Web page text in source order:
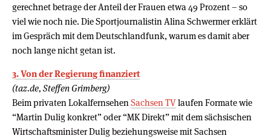
gerechnet betrage der Anteil der Frauen etwa 49 Prozent – so
viel wie noch nie. Die Sportjournalistin Alina Schwermer erklärt
im Gespräch mit dem Deutschlandfunk, warum es damit aber
noch lange nicht getan ist.
3. Von der Regierung finanziert
(taz.de, Steffen Grimberg)
Beim privaten Lokalfernsehen Sachsen TVlaufen Formate wie
“Martin Dulig konkret” oder “MK Direkt” mit dem sächsischen
Wirtschaftsminister Dulig beziehungsweise mit Sachsen